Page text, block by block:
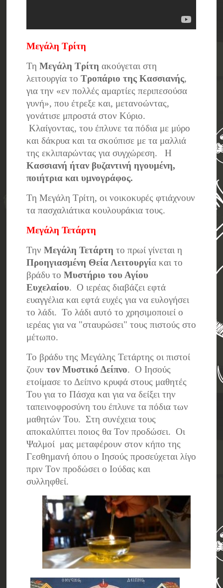
Μεγάλη Τρίτη
ΤηΜεγάλη Τρίτη ακούγεται στη
λειτουργία τοΤροπάριο της Κασσιανής,
για την «εν πολλές αμαρτίες περιπεσούσα
γυνή», που έτρεξε και, μετανοώντας,
γονάτισε μπροστά στον Κύριο.
Κλαίγοντας, του έπλυνε τα πόδια με μύρο
και δάκρυα και τα σκούπισε με τα μαλλιά
της εκλιπαρώντας για συγχώρεση. Η
Κασσιανή ήταν βυζαντινή ηγουμένη,
ποιήτρια και υμνογράφος.
Τη Μεγάλη Τρίτη, οι νοικοκυρές φτιάχνουν
τα πασχαλιάτικα κουλουράκια τους.
Μεγάλη Τετάρτη
ΤηνΜεγάλη Τετάρτη το πρωί γίνεται η
Προηγιασμένη Θεία Λειτουργία και το
βράδυ τοΜυστήριο του Αγίου
Ευχελαίου. Ο ιερέας διαβάζει εφτά
ευαγγέλια και εφτά ευχές για να ευλογήσει
το λάδι. Το λάδι αυτό το χρησιμοποιεί ο
ιερέας για να "σταυρώσει" τους πιστούς στο
μέτωπο.
Το βράδυ της Μεγάλης Τετάρτης οι πιστοί
ζουντον Μυστικό Δείπνο. Ο Ιησούς
ετοίμασε το Δείπνο κρυφά στους μαθητές
Του για το Πάσχα και για να δείξει την
ταπεινοφροσύνη του έπλυνε τα πόδια των
μαθητών Του. Στη συνέχεια τους
αποκαλύπτει ποιος θα Τον προδώσει. Οι
Ψαλμοί μας μεταφέρουν στον κήπο της
Γεσθημανή όπου ο Ιησούς προσεύχεται λίγο
πριν Τον προδώσει ο Ιούδας και
συλληφθεί.